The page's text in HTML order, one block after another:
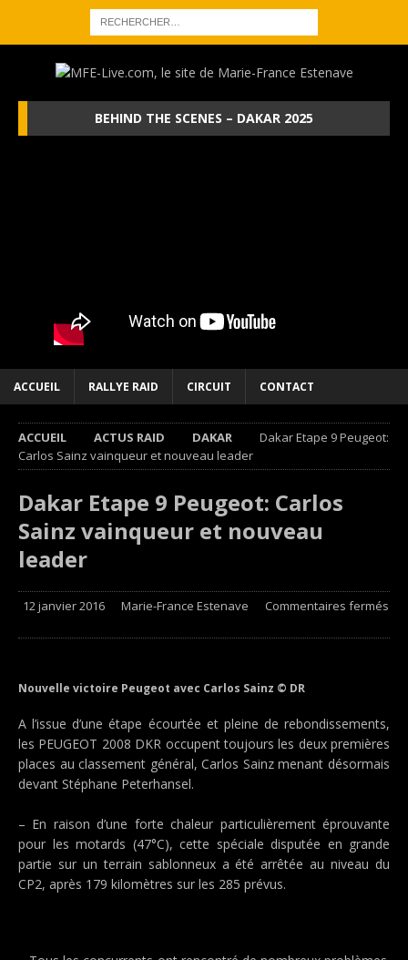
BEHIND THE SCENES – DAKAR 2025
ACCUEIL RALLYE RAID CIRCUIT CONTACT
ACCUEIL ACTUS RAID DAKAR
Dakar Etape 9 Peugeot:
Carlos Sainz vainqueur et nouveau leader
Dakar Etape 9 Peugeot: Carlos
Sainz vainqueur et nouveau
leader
12 janvier 2016 Marie-France Estenave Commentaires fermés
Nouvelle victoire Peugeot avec Carlos Sainz © DR
A l’issue d’une étape écourtée et pleine de rebondissements,
les PEUGEOT 2008 DKR occupent toujours les deux premières
places au classement général, Carlos Sainz menant désormais
devant Stéphane Peterhansel.
– En raison d’une forte chaleur particulièrement éprouvante
pour les motards (47°C), cette spéciale disputée en grande
partie sur un terrain sablonneux a été arrêtée au niveau du
CP2, après 179 kilomètres sur les 285 prévus.